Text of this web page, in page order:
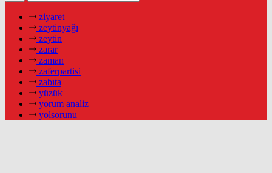
ziyaret
zeytinyağı
zeytin
zarar
zaman
zaferpartisi
zabıta
yüzük
yorum analiz
yolsorunu